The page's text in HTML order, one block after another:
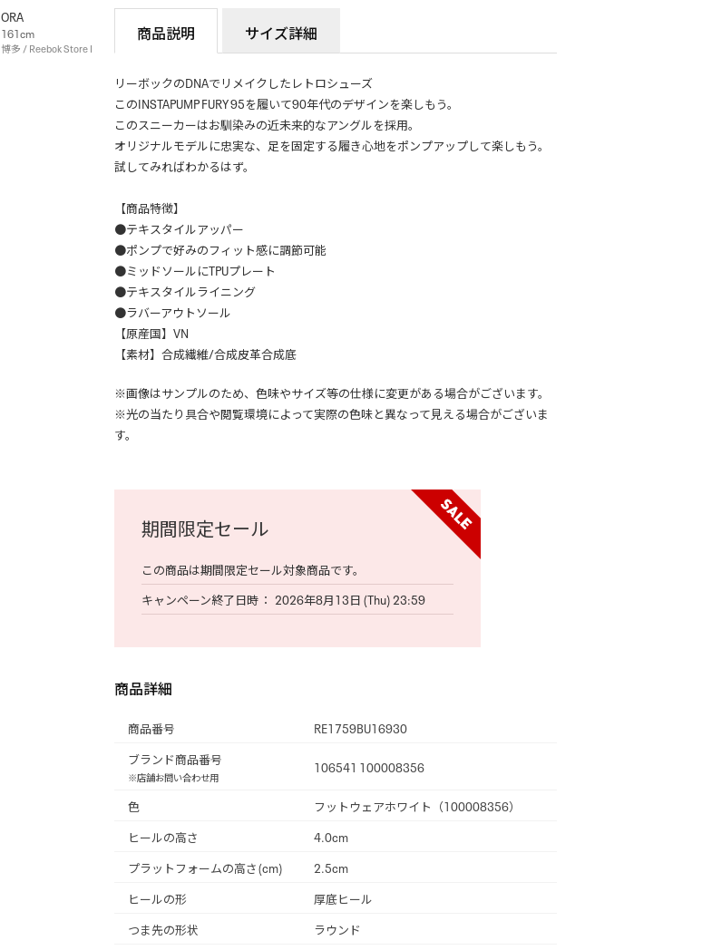
ORA
161cm
博多 / Reebok Store Hakata
商品説明 サイズ詳細
リーボックのDNAでリメイクしたレトロシューズ
このINSTAPUMP FURY 95を履いて90年代のデザインを楽しもう。
このスニーカーはお馴染みの近未来的なアングルを採用。
オリジナルモデルに忠実な、足を固定する履き心地をポンプアップして楽しもう。
試してみればわかるはず。
【商品特徴】
●テキスタイルアッパー
●ポンプで好みのフィット感に調節可能
●ミッドソールにTPUプレート
●テキスタイルライニング
●ラバーアウトソール
【原産国】VN
【素材】合成繊維/合成皮革合成底
※画像はサンプルのため、色味やサイズ等の仕様に変更がある場合がございます。
※光の当たり具合や閲覧環境によって実際の色味と異なって見える場合がございま
す。
期間限定セール
この商品は期間限定セール対象商品です。
キャンペーン終了日時
2026年8月13日 (Thu) 23:59
商品詳細
商品番号
RE1759BU16930
ブランド商品番号
※店舗お問い合わせ用
106541 100008356
色
フットウェアホワイト（100008356）
ヒールの高さ
4.0cm
プラットフォームの高さ(cm)
2.5cm
ヒールの形
厚底ヒール
つま先の形状
ラウンド